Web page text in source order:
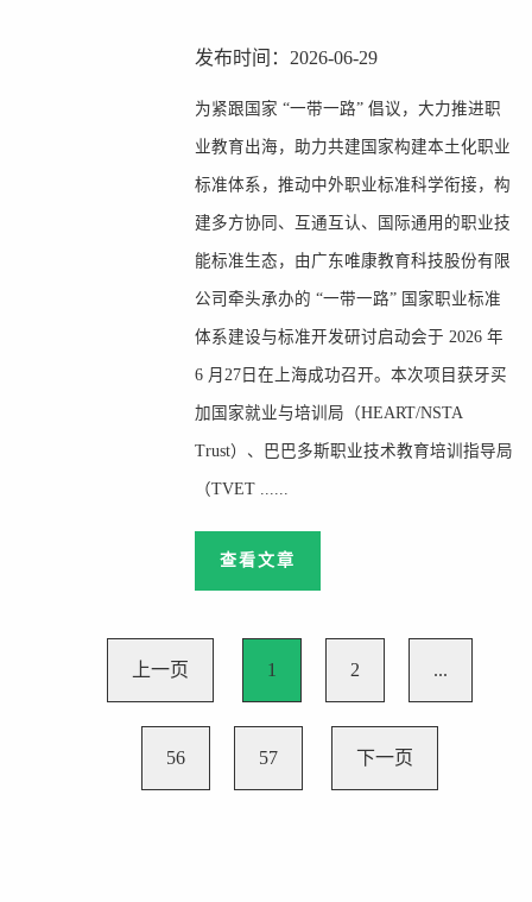
发布时间：2026-06-29
为紧跟国家 “一带一路” 倡议，大力推进职
业教育出海，助力共建国家构建本土化职业
标准体系，推动中外职业标准科学衔接，构
建多方协同、互通互认、国际通用的职业技
能标准生态，由广东唯康教育科技股份有限
公司牵头承办的 “一带一路” 国家职业标准
体系建设与标准开发研讨启动会于 2026 年
6 月27日在上海成功召开。本次项目获牙买
加国家就业与培训局（HEART/NSTA
Trust）、巴巴多斯职业技术教育培训指导局
（TVET ......
查看文章
上一页 1 2 ...
56 57 下一页